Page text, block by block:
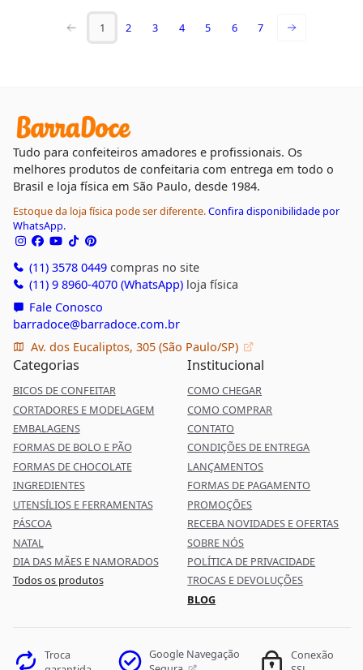
1 2 3 4 5 6 7
Tudo para confeiteiros amadores e profissionais. Os
melhores produtos de confeitaria com entrega em todo o
Brasil e loja física em São Paulo, desde 1984.
Estoque da loja física pode ser diferente.Confira disponibilidade por
WhatsApp.
(11) 3578 0449compras no site
(11) 9 8960-4070 (WhatsApp)loja física
Fale Conosco
barradoce@barradoce.com.br
Av. dos Eucaliptos, 305 (São Paulo/SP)
Categorias
BICOS DE CONFEITAR
CORTADORES E MODELAGEM
EMBALAGENS
FORMAS DE BOLO E PÃO
FORMAS DE CHOCOLATE
INGREDIENTES
UTENSÍLIOS E FERRAMENTAS
PÁSCOA
NATAL
DIA DAS MÃES E NAMORADOS
Todos os produtos
Institucional
COMO CHEGAR
COMO COMPRAR
CONTATO
CONDIÇÕES DE ENTREGA
LANÇAMENTOS
FORMAS DE PAGAMENTO
PROMOÇÕES
RECEBA NOVIDADES E OFERTAS
SOBRE NÓS
POLÍTICA DE PRIVACIDADE
TROCAS E DEVOLUÇÕES
BLOG
Troca
Google Navegação
Conexão